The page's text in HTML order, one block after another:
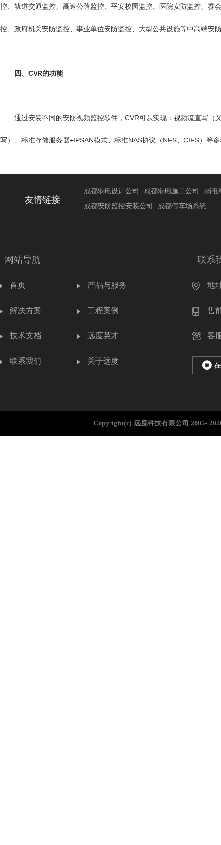
控、轨道交通监控、高速公路监控、平安校园监控、医院安防监控、
控、政府机关安防监控、事业单位安防监控、大型公共设施等中高端安
四、CVR的功能
通过安装不同的安防视频监控软件，CVR可以实现：视频流直写（
写）、标准存储服务器+IPSAN模式、标准NAS协议（NFS、CIFS）等
友情链接
成都弱电设计公司 成都弱电施工公司
弱电
成都安防监控安装公司
成都停车场系统
网站导航
首页 产品与服务
解决方案 工程案例
技术文档 远度英才
联系我们 关于远度
联系
地
售
客
Copyright(c) 远度科技有限公司 2005-